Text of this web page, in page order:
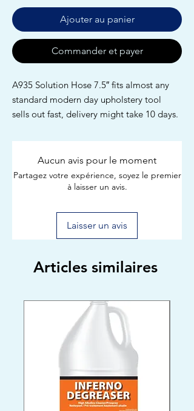
Ajouter au panier
Commander et payer
A935 Solution Hose 7.5″ fits almost any
standard modern day upholstery tool
sells out fast, delivery might take 10 days.
Aucun avis pour le moment
Partagez votre expérience, soyez le premier
à laisser un avis.
Laisser un avis
Articles similaires